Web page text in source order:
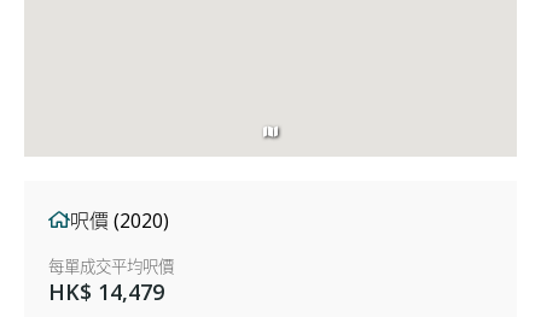
呎價 (2020)
每單成交平均呎價
HK$ 14,479